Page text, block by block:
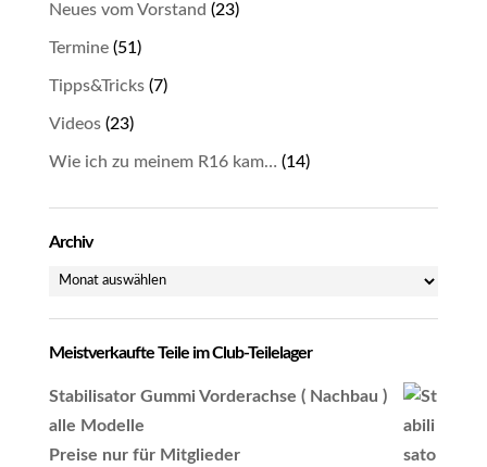
Neues vom Vorstand (23)
Termine(51)
Tipps&Tricks(7)
Videos(23)
Wie ich zu meinem R16 kam… (14)
Archiv
Archiv
Meistverkaufte Teile im Club-Teilelager
Stabilisator Gummi Vorderachse ( Nachbau )
alle Modelle
Preise nur für Mitglieder